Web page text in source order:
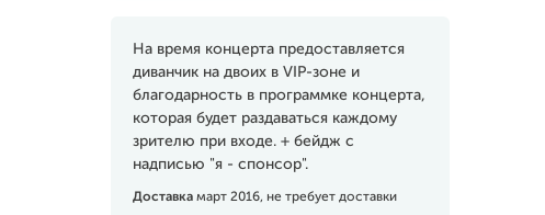
На время концерта предоставляется
диванчик на двоих в VIP-зоне и
благодарность в программке концерта,
которая будет раздаваться каждому
зрителю при входе. + бейдж с
надписью "я - спонсор".
Доставка март 2016, не требует доставки